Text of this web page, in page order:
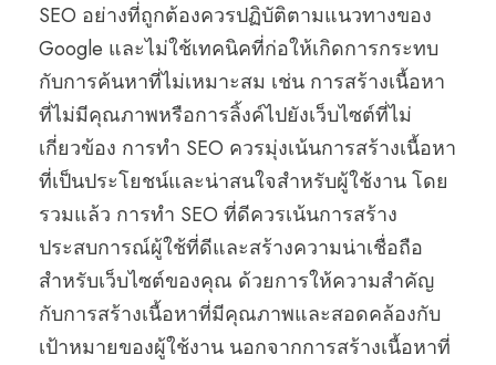
SEO อย่างที่ถูกต้องควรปฏิบัติตามแนวทางของ
Google และไม่ใช้เทคนิคที่ก่อให้เกิดการกระทบ
กับการค้นหาที่ไม่เหมาะสม เช่น การสร้างเนื้อหา
ที่ไม่มีคุณภาพหรือการลิ้งค์ไปยังเว็บไซต์ที่ไม่
เกี่ยวข้อง การทำ SEO ควรมุ่งเน้นการสร้างเนื้อหา
ที่เป็นประโยชน์และน่าสนใจสำหรับผู้ใช้งาน โดย
รวมแล้ว การทำ SEO ที่ดีควรเน้นการสร้าง
ประสบการณ์ผู้ใช้ที่ดีและสร้างความน่าเชื่อถือ
สำหรับเว็บไซต์ของคุณ ด้วยการให้ความสำคัญ
กับการสร้างเนื้อหาที่มีคุณภาพและสอดคล้องกับ
เป้าหมายของผู้ใช้งาน นอกจากการสร้างเนื้อหาที่